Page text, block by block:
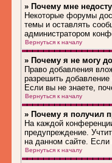
» Почему мне
Некоторые форумы
темы и оставлять
администратором
Вернуться к началу
» Почему я не могу
Право добавления
разрешить
Если вы не знаете,
Вернуться к началу
» Почему я получил
На каждой
предупреждение.
на данном сайте. Если
Вернуться к началу